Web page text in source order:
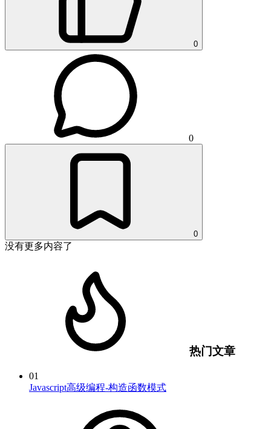
0
0
0
没有更多内容了
热门文章
01
Javascript高级编程-构造函数模式